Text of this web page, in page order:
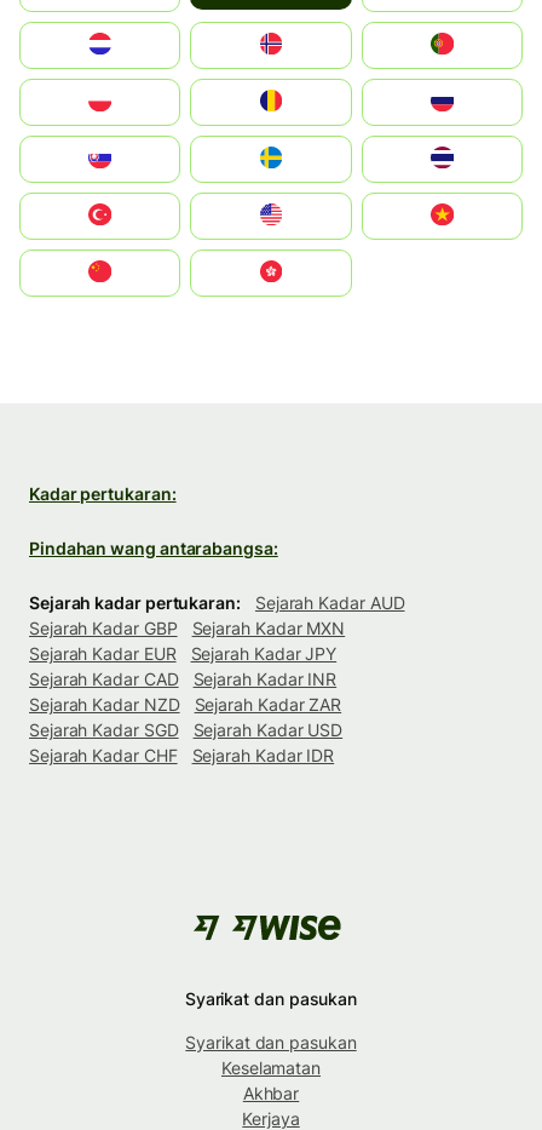
United States
中國香港特別行政區
Kadar pertukaran:
Pindahan wang antarabangsa:
Sejarah kadar pertukaran:
Sejarah Kadar AUD
Sejarah Kadar GBP
Sejarah Kadar MXN
Sejarah Kadar EUR
Sejarah Kadar JPY
Sejarah Kadar CAD
Sejarah Kadar INR
Sejarah Kadar NZD
Sejarah Kadar ZAR
Sejarah Kadar SGD
Sejarah Kadar USD
Sejarah Kadar CHF
Sejarah Kadar IDR
Syarikat dan pasukan
Syarikat dan pasukan
Keselamatan
Akhbar
Kerjaya